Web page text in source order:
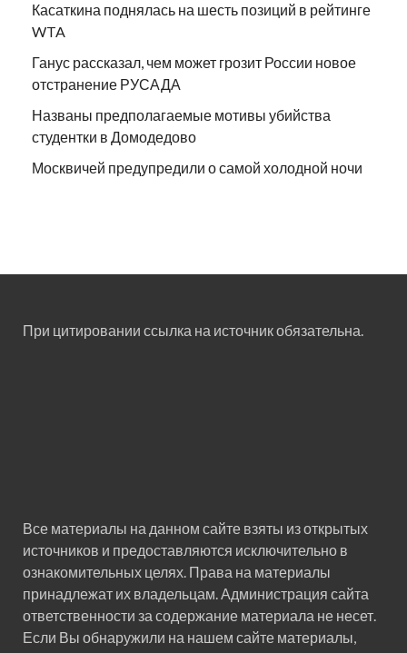
Касаткина поднялась на шесть позиций в рейтинге
WTA
Ганус рассказал, чем может грозит России новое
отстранение РУСАДА
Названы предполагаемые мотивы убийства
студентки в Домодедово
Москвичей предупредили о самой холодной ночи
При цитировании ссылка на источник обязательна.
Все материалы на данном сайте взяты из открытых
источников и предоставляются исключительно в
ознакомительных целях. Права на материалы
принадлежат их владельцам. Администрация сайта
ответственности за содержание материала не несет.
Если Вы обнаружили на нашем сайте материалы,